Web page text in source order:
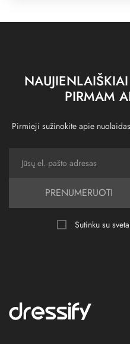
PIRMAM
Pirmieji sužinokite apie
PRENUMERUOTI
Sutinku su